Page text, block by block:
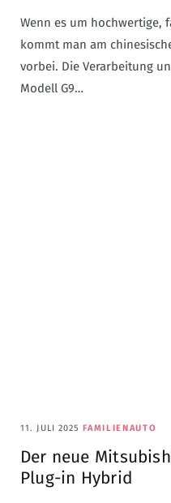
Wenn es um hochwertige,
kommt man am
vorbei. Die Verarbeitung
Modell G9…
11. JULI 2025 FAMILIENAUTO
Der neue
Plug-in Hybrid